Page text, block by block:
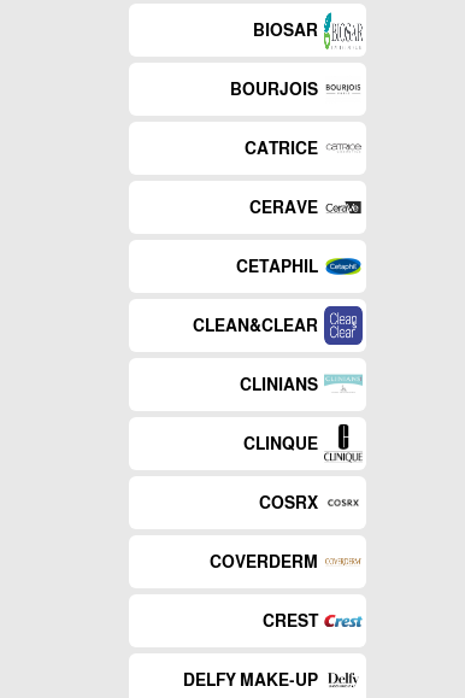
BIOSAR
BOURJOIS
CATRICE
CERAVE
CETAPHIL
CLEAN&CLEAR
CLINIANS
CLINQUE
COSRX
COVERDERM
CREST
DELFY MAKE-UP